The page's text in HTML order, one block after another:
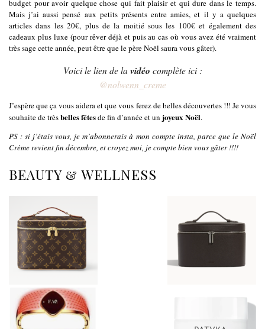
budget pour avoir quelque chose qui fait plaisir et qui dure dans le temps.
Mais j’ai aussi pensé aux petits présents entre amies, et il y a quelques
articles dans les 20€, plus de la moitié sous les 100€ et également des
cadeaux plus luxe (pour rêver déjà et puis au cas où vous avez été vraiment
très sage cette année, peut être que le père Noël saura vous gâter).
Voici le lien de lavidéo complète ici :
@nolwenn_creme
J’espère que ça vous aidera et que vous ferez de belles découvertes !!! Je vous
souhaite de trèsbelles fêtesde fin d’année et un joyeux Noël.
PS : si j’étais vous, je m’abonnerais à mon compte insta, parce que le Noël
Crème revient fin décembre, et croyez moi, je compte bien vous gâter !!!!
BEAUTY & WELLNESS